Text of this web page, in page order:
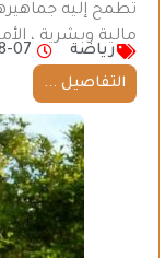
تطمح إليه
مالية وبشرية ،
رياضة
07
التفاصيل ...